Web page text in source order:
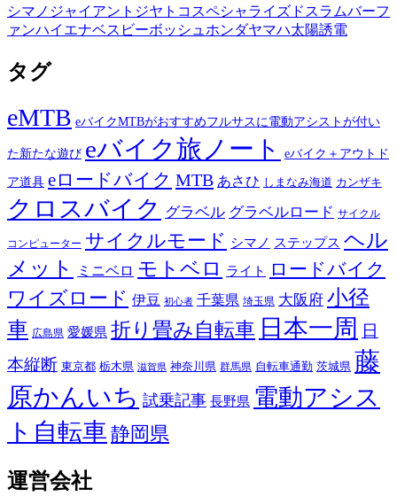
シマノ ジャイアント ジヤトコ スペシャライズド スラムバーフ
ァンハイエナベスビーボッシュ ホンダヤマハ太陽誘電
タグ
eMTB eバイクMTBがおすすめフルサスに電動アシストが付い
た新たな遊び eバイク旅ノート
eバイク＋アウトド
ア道具 eロードバイク MTB あさひ しまなみ海道 カンザキ
クロスバイク グラベル グラベルロード サイクル
コンピューター サイクルモード シマノ ステップス ヘル
メット
ミニベロ モトベロ ライト
ロードバイク
ワイズロード 伊豆 初心者 千葉県 埼玉県 大阪府 小径
車 広島県 愛媛県 折り畳み自転車 日本一周 日
本縦断 東京都 栃木県 滋賀県 神奈川県 群馬県 自転車通勤 茨城県 藤
原かんいち 試乗記事 長野県 電動アシス
ト自転車 静岡県
運営会社